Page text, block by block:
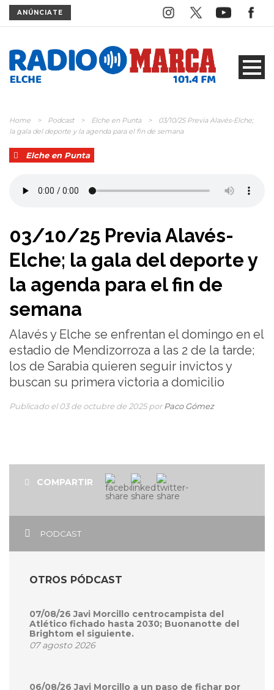
ANÚNCIATE
Home > Podcast > Elche en Punta >
03/10/25 Previa Alavés-Elche;
la gala del deporte y la agenda para el fin de semana
Elche en Punta
03/10/25 Previa Alavés-
Elche; la gala del deporte y
la agenda para el fin de
semana
Alavés y Elche se enfrentan el domingo en el
estadio de Mendizorroza a las 2 de la tarde;
los de Sarabia quieren seguir invictos y
buscan su primera victoria a domicilio
Publicado el 03 de octubre de 2025 por Paco Gómez
COMPARTIR
PODCAST
OTROS PÓDCAST
07/08/26 Javi Morcillo centrocampista del
Atlético fichado hasta 2030; Buonanotte del
Brightom el siguiente.
07 agosto 2026
06/08/26 Javi Morcillo a un paso de fichar por